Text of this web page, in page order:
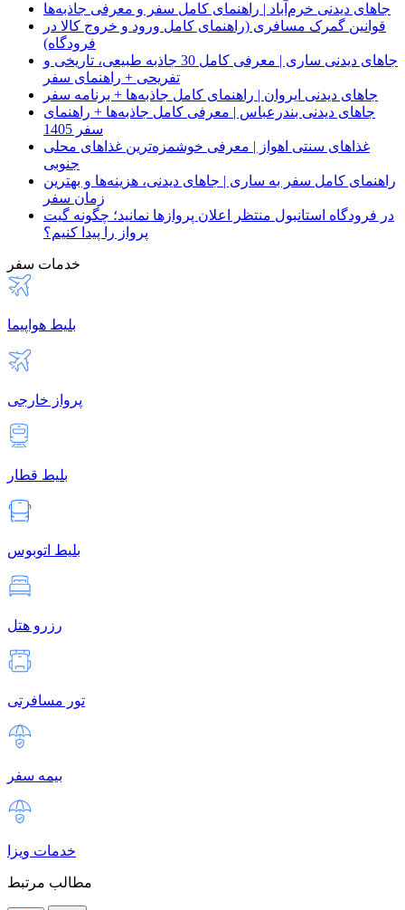
جاهای دیدنی خرم‌آباد | راهنمای کامل سفر و معرفی جاذبه‌ها
قوانین گمرک مسافری (راهنمای کامل ورود و خروج کالا در
فرودگاه)
جاهای دیدنی ساری | معرفی کامل 30 جاذبه طبیعی، تاریخی و
تفریحی + راهنمای سفر
جاهای دیدنی ایروان | راهنمای کامل جاذبه‌ها + برنامه سفر
جاهای دیدنی بندرعباس | معرفی کامل جاذبه‌ها + راهنمای
سفر 1405
غذاهای سنتی اهواز | معرفی خوشمزه‌ترین غذاهای محلی
جنوبی
راهنمای کامل سفر به ساری | جاهای دیدنی، هزینه‌ها و بهترین
زمان سفر
در فرودگاه استانبول منتظر اعلان پروازها نمانید؛ چگونه گیت
پرواز را پیدا کنیم؟
خدمات سفر
بلیط هواپیما
پرواز خارجی
بلیط قطار
بلیط اتوبوس
رزرو هتل
تور مسافرتی
بیمه سفر
خدمات ویزا
مطالب مرتبط